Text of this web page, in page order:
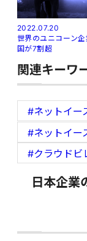
2022.07.20
世界のユニコーン
国が7割超
関連キーワ
#ネットイー
#ネットイー
#クラウドビ
日本企業